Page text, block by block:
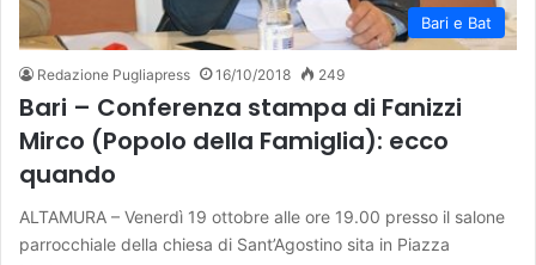
Bari e Bat
Redazione Pugliapress 16/10/2018 249
Bari – Conferenza stampa di Fanizzi
Mirco (Popolo della Famiglia): ecco
quando
ALTAMURA – Venerdì 19 ottobre alle ore 19.00 presso il salone
parrocchiale della chiesa di Sant’Agostino sita in Piazza